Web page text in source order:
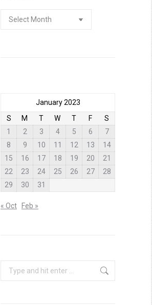
Archives
January 2023
S
M T W T F
S
1
2 3 4 5 6
7
8
9 10 11 12 13
14
15
16 17 18 19 20
21
22
23 24 25 26 27
28
29
30 31
« Oct Feb »
Search: